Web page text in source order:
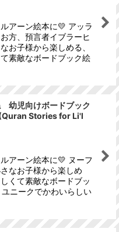
アーン絵本に💛 アッラ
方、預言者イブラーヒ
お子様から楽しめる、
素敵なボードブック絵
幼児向けボードブック
Stories for Li'l
アーン絵本に💛 ヌーフ
なお子様から楽しめ
くて素敵なボードブッ
ニークでかわいらしい